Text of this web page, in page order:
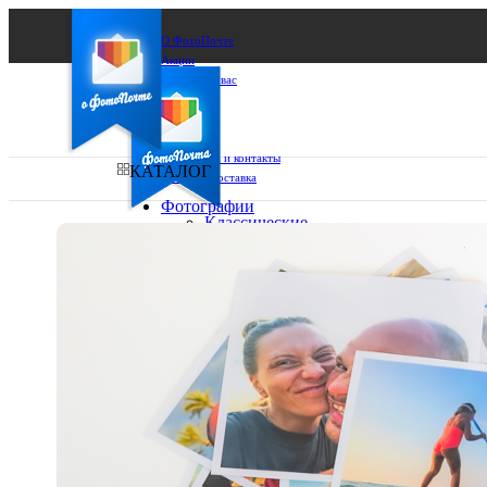
О ФотоПочте
Акции
Сделаем за вас
Бизнесу
FAQ
Франшиза
Поддержка и контакты
Оплата и доставка
Выберите из списка:
КАТАЛОГ
Фотографии
Классические
10х15
15х15
15х20
20х20
20х30
30х30
30х40
Фото
в